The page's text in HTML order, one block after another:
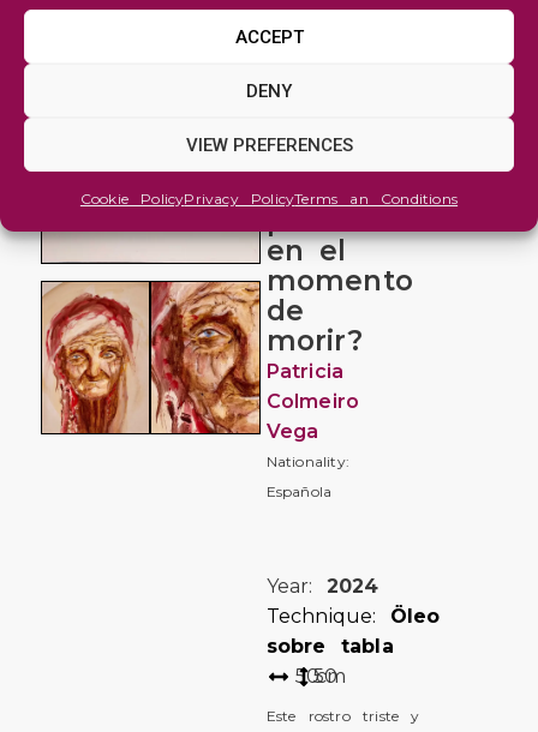
ACCEPT
DENY
VIEW PREFERENCES
Cookie PolicyPrivacy PolicyTerms an Conditions
Figure
Portrait
Qué
en el
momento
de
morir?
Patricia
Colmeiro
Vega
Nationality:
Española
Year: 2024
Technique: Öleo
sobre tabla
5050
cm
Este rostro triste y